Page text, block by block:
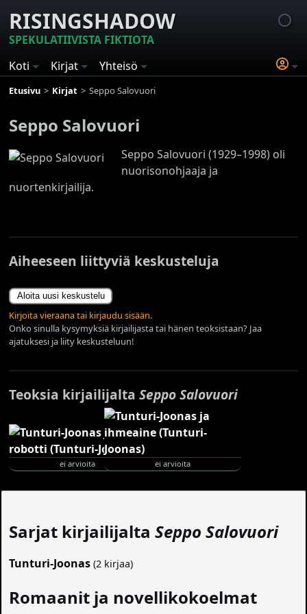
RISINGSHADOW
SPEKULATIIVISTA FIKTIOTA
Koti
Kirjat Yhteisö
Etusivu Kirjat Seppo Salovuori
Seppo Salovuori
Seppo Salovuori (1929–1998) oli
nuorisonohjaaja ja
nuortenkirjailija.
Aiheeseen liittyviä keskusteluja
Aloita uusi keskustelu
Kirjoita vieraana tai kirjaudu sisään.
Onko sinulla kysymyksiä kirjailijasta tai hänen teoksistaan? Jaa
ajatuksesi ja liity keskusteluun!
Teoksia kirjailijaltaSeppo Salovuori
ei arvioita ei arvioita
Sarjat kirjailijaltaSeppo Salovuori
Tunturi-Joonas (2 kirjaa)
Romaanit ja novellikokoelmat